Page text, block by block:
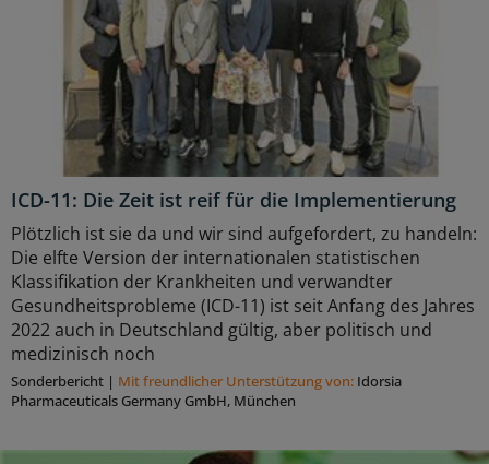
ICD-11: Die Zeit ist reif für die Implementierung
Plötzlich ist sie da und wir sind aufgefordert, zu handeln:
Die elfte Version der internationalen statistischen
Klassifikation der Krankheiten und verwandter
Gesundheitsprobleme (ICD-11) ist seit Anfang des Jahres
2022 auch in Deutschland gültig, aber politisch und
medizinisch noch
Sonderbericht | Mit freundlicher Unterstützung von: Idorsia
Pharmaceuticals Germany GmbH, München